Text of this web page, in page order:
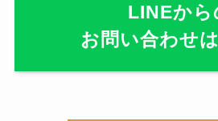
LINEから
お問い合わせ